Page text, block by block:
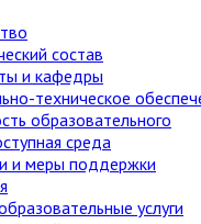
состав
и кафедры
техническое
образовательного
среда
и меры поддержки
услуги